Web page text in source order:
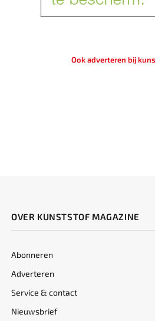
Ook adverteren bij
OVER KUNSTSTOF MAGAZINE
Abonneren
Adverteren
Service & contact
Nieuwsbrief